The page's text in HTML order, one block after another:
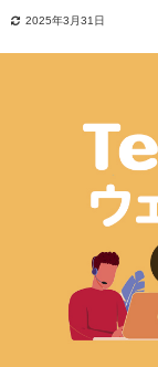
2025年3月31日